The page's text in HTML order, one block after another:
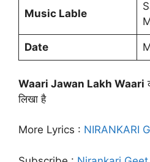
Music Lable
Date
Waari Jawan Lakh Waari
लिखा है
More Lyrics : NIRANKARI